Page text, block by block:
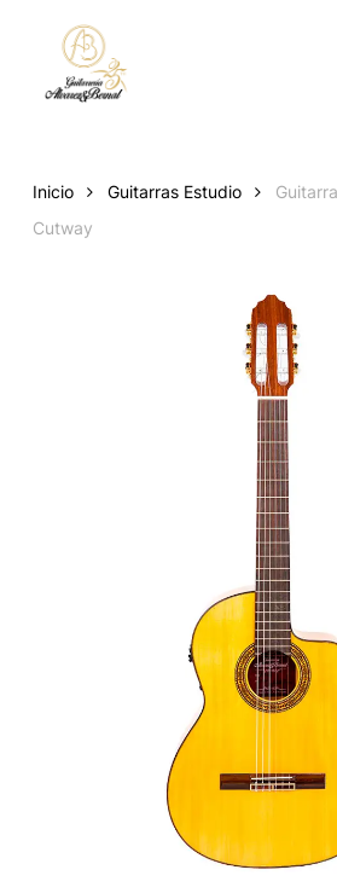
Inicio Guitarras Estudio
Cutway